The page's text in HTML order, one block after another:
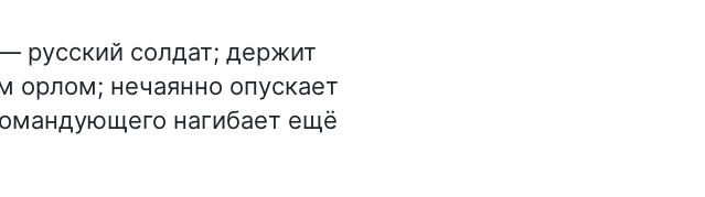
русский солдат; держит
орлом; нечаянно опускает
нагибает ещё